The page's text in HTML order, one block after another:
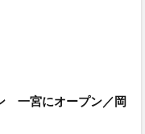
一宮にオープン／岡